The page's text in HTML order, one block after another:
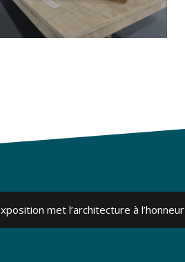
met l’architecture à l’honneur